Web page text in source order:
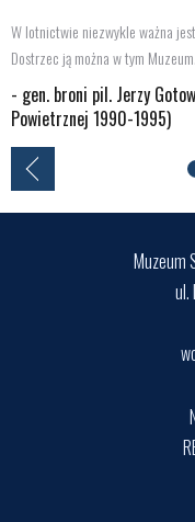
W lotnictwie niezwykle ważna
Dostrzec ją można w tym Muzeum.
- gen. broni pil. Jerzy
Powietrznej 1990-1995)
Muzeum
ul.